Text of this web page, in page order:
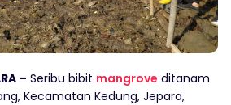
– Seribu bibit mangrove ditanam
Kecamatan Kedung, Jepara,